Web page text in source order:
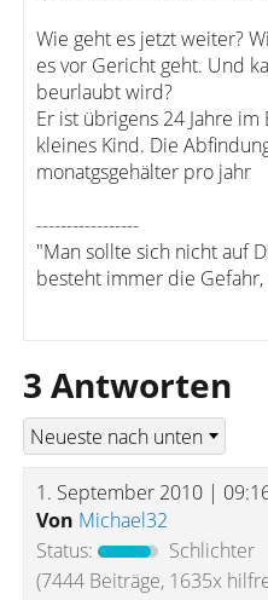
Wie geht es jetzt weiter?
es vor Gericht geht. Und
beurlaubt wird?
Er ist übrigens 24 Jahre
kleines Kind. Die
monatgsgehälter pro jahr
-----------------
"Man sollte sich nicht auf
besteht immer die
3 Antworten
1. September 2010 |
Von Michael32
Status:
Schlichter
(7444 Beiträge, 1635x